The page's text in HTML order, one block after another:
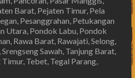
Barat, Pejaten Timur, Pela
Pesanggrahan, Petukangan
Utara, Pondok Labu, Pondok
Rawa Barat, Rawajati, Selong,
Sawah, Tanjung Barat,
Tebet, Tegal Parang,